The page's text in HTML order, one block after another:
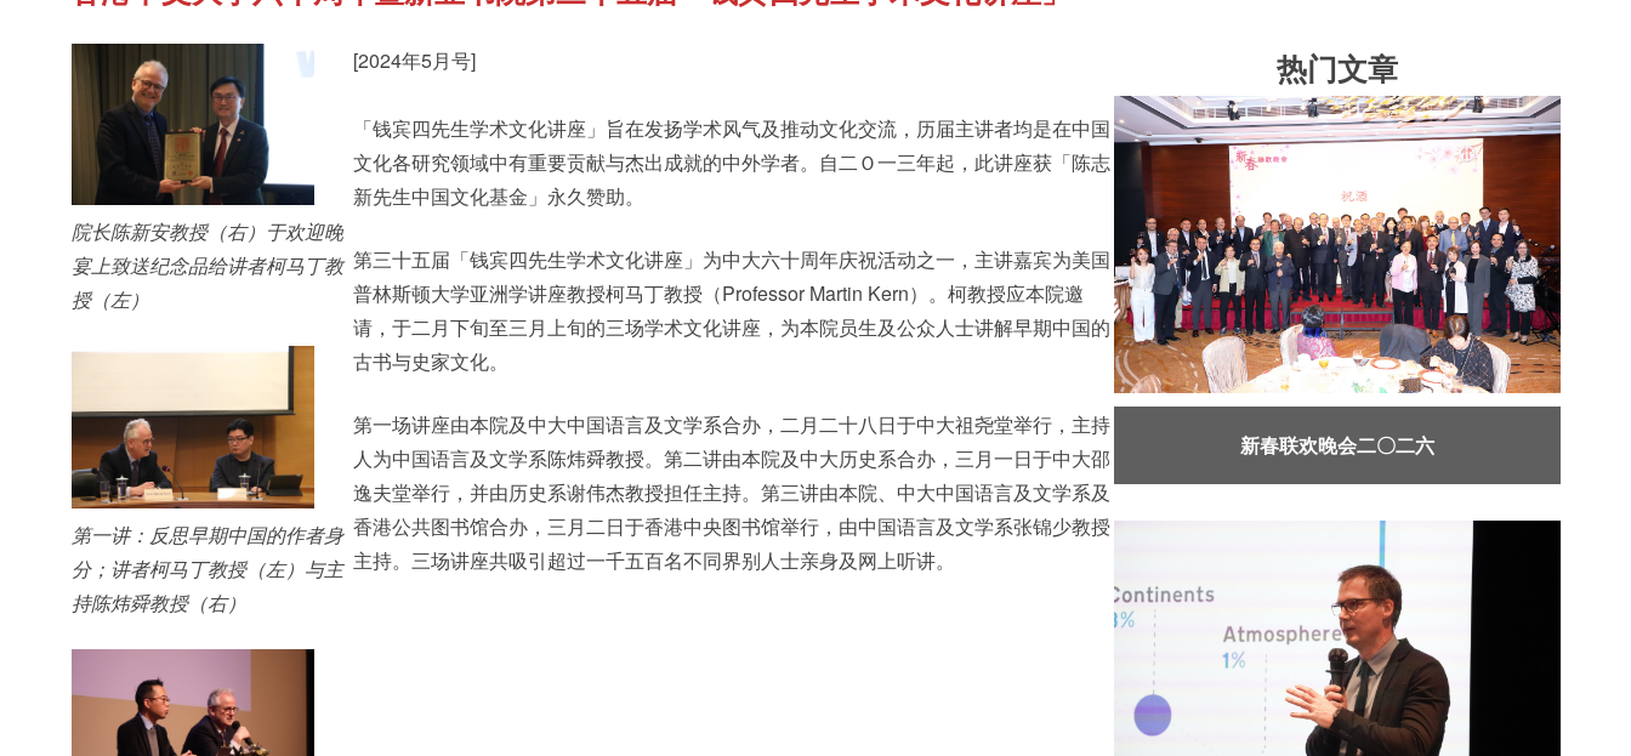
院长陈新安教授（右）于欢迎晚
宴上致送纪念品给讲者柯马丁教
授（左）
第一讲：反思早期中国的作者身
分；讲者柯马丁教授（左）与主
持陈炜舜教授（右）
[2024年5月号]
「钱宾四先生学术文化讲座」旨在发扬学术风气及推动文化交流，历届主讲者均是在中国
文化各研究领域中有重要贡献与杰出成就的中外学者。自二Ｏ一三年起，此讲座获「陈志
新先生中国文化基金」永久赞助。
第三十五届「钱宾四先生学术文化讲座」为中大六十周年庆祝活动之一，主讲嘉宾为美国
普林斯顿大学亚洲学讲座教授柯马丁教授（Professor Martin Kern）。柯教授应本院邀
请，于二月下旬至三月上旬的三场学术文化讲座，为本院员生及公众人士讲解早期中国的
古书与史家文化。
第一场讲座由本院及中大中国语言及文学系合办，二月二十八日于中大祖尧堂举行，主持
人为中国语言及文学系陈炜舜教授。第二讲由本院及中大历史系合办，三月一日于中大邵
逸夫堂举行，并由历史系谢伟杰教授担任主持。第三讲由本院、中大中国语言及文学系及
香港公共图书馆合办，三月二日于香港中央图书馆举行，由中国语言及文学系张锦少教授
主持。三场讲座共吸引超过一千五百名不同界别人士亲身及网上听讲。
热门文章
新春联欢晚会二〇二六